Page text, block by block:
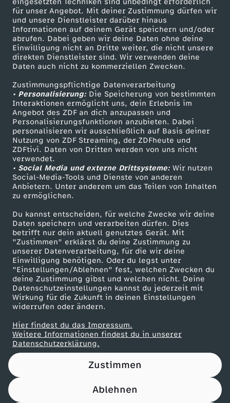
eingesetzten Techniken sind unbedingt erforderlich
für unser Angebot. Mit deiner Zustimmung dürfen wir
und unsere Dienstleister darüber hinaus
Informationen auf deinem Gerät speichern und/oder
abrufen. Dabei geben wir deine Daten ohne deine
Einwilligung nicht an Dritte weiter, die nicht unsere
direkten Dienstleister sind. Wir verwenden deine
Daten auch nicht zu kommerziellen Zwecken.
Zustimmungspflichtige Datenverarbeitung
• Personalisierung:Die Speicherung von bestimmten
Interaktionen ermöglicht uns, dein Erlebnis im
Angebot des ZDF an dich anzupassen und
Personalisierungsfunktionen anzubieten. Dabei
personalisieren wir ausschließlich auf Basis deiner
Nutzung von ZDF Streaming, der ZDFheute und
ZDFtivi. Daten von Dritten werden von uns nicht
verwendet.
• Social Media und externe Drittsysteme:Wir nutzen
Social-Media-Tools und Dienste von anderen
Anbietern. Unter anderem um das Teilen von Inhalten
zu ermöglichen.
Du kannst entscheiden, für welche Zwecke wir deine
Daten speichern und verarbeiten dürfen. Dies
betrifft nur dein aktuell genutztes Gerät. Mit
"Zustimmen" erklärst du deine Zustimmung zu
unserer Datenverarbeitung, für die wir deine
Einwilligung benötigen. Oder du legst unter
"Einstellungen/Ablehnen" fest, welchen Zwecken du
deine Zustimmung gibst und welchen nicht. Deine
Datenschutzeinstellungen kannst du jederzeit mit
Wirkung für die Zukunft in deinen Einstellungen
widerrufen oder ändern.
Hier findest du das Impressum.
Weitere Informationen findest du in unserer
Datenschutzerklärung.
Zustimmen
Ablehnen
Mehr ZDF
ZDF-Apps
Smart TV
ZDFtext
Livestreams
Sendungen A-Z
TV-Programm
Service
ZDFmitreden
Kontakt zum ZDF
Tickets
Zuschauerservice
Hilfe
ZDF Unternehmen
Karriere
ZDF goes Schule
Werbefernsehen
Mainzelmännchen
Partner
Nutzungsbedingungen